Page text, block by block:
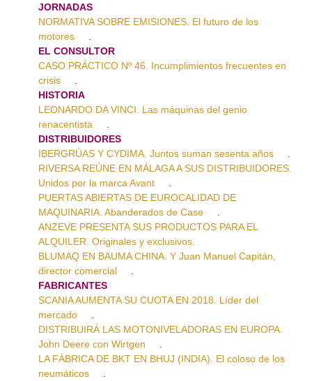
JORNADAS
NORMATIVA SOBRE EMISIONES. El futuro de los
motores
EL CONSULTOR
CASO PRÁCTICO Nº 46. Incumplimientos frecuentes en
crisis
HISTORIA
LEONARDO DA VINCI. Las máquinas del genio
renacentista
DISTRIBUIDORES
IBERGRÚAS Y CYDIMA. Juntos suman sesenta años
RIVERSA REÚNE EN MÁLAGA A SUS DISTRIBUIDORES.
Unidos por la marca Avant
PUERTAS ABIERTAS DE EUROCALIDAD DE
MAQUINARIA. Abanderados de Case
ANZEVE PRESENTA SUS PRODUCTOS PARA EL
ALQUILER. Originales y exclusivos.
BLUMAQ EN BAUMA CHINA. Y Juan Manuel Capitán,
director comercial
FABRICANTES
SCANIA AUMENTA SU CUOTA EN 2018. Líder del
mercado
DISTRIBUIRÁ LAS MOTONIVELADORAS EN EUROPA.
John Deere con Wirtgen
LA FÁBRICA DE BKT EN BHUJ (INDIA). El coloso de los
neumáticos